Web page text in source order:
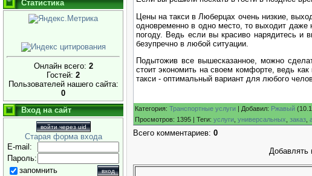
Статистика
Онлайн всего: 2
Гостей: 2
Пользователей нашего сайта:
0
Вход на сайт
войти через uid
Старая форма входа
E-mail:
Пароль:
запомнить
Цены на такси в Люберцах очень низкие,
одновременно в одно место, то выходит даже
погоду. Ведь если вы красиво нарядитесь и
безупречно в любой ситуации.
Подытожив все вышесказанное, можно
стоит экономить на своем комфорте, ведь
такси - оптимальный вариант для любого
Категория: Транспортные услуги Добавил: Ржавый
Просмотров: 1395 Теги: услуги универсальных заказ
Всего комментариев: 0
Добавлять